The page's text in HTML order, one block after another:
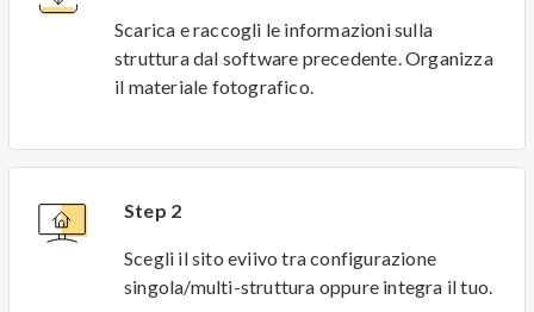
Scarica e raccogli le informazioni sulla
struttura dal software precedente. Organizza
il materiale fotografico.
Step 2
Scegli il sito eviivo tra configurazione
singola/multi-struttura oppure integra il tuo.